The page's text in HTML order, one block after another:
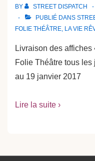
BY STREET DISPATCH
PUBLIÉ DANS
FOLIE THÉÂTRE, LA VIE
Livraison des
Folie Théâtre tous
au 19 janvier 2017
Lire la suite ›